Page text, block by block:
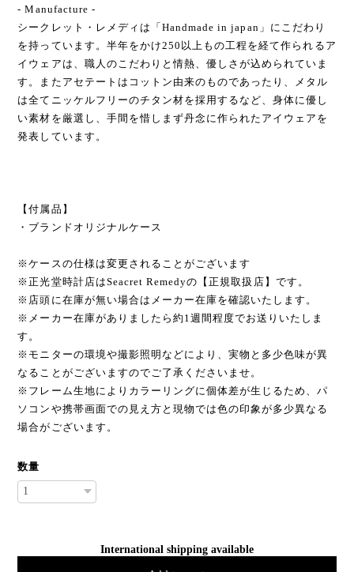
- Manufacture -
シークレット・レメディは「Handmade in japan」にこだわり
を持っています。半年をかけ250以上もの工程を経て作られるア
イウェアは、職人のこだわりと情熱、優しさが込められていま
す。またアセテートはコットン由来のものであったり、メタル
は全てニッケルフリーのチタン材を採用するなど、身体に優し
い素材を厳選し、手間を惜しまず丹念に作られたアイウェアを
発表しています。
【付属品】
・ブランドオリジナルケース
※ケースの仕様は変更されることがございます
※正光堂時計店はSeacret Remedyの【正規取扱店】です。
※店頭に在庫が無い場合はメーカー在庫を確認いたします。
※メーカー在庫がありましたら約1週間程度でお送りいたしま
す。
※モニターの環境や撮影照明などにより、実物と多少色味が異
なることがございますのでご了承くださいませ。
※フレーム生地によりカラーリングに個体差が生じるため、パ
ソコンや携帯画面での見え方と現物では色の印象が多少異なる
場合がございます。
数量
International shipping available